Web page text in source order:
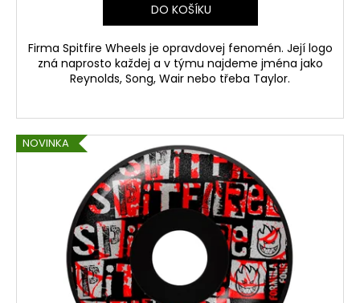
DO KOŠÍKU
Firma Spitfire Wheels je opravdovej fenomén. Její logo
zná naprosto každej a v týmu najdeme jména jako
Reynolds, Song, Wair nebo třeba Taylor.
NOVINKA